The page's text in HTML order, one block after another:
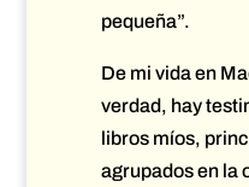
pequeña”.
De mi vida en
verdad, hay
libros míos,
agrupados en la